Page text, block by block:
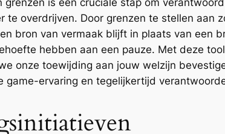
is een cruciale stap om
overdrijven. Door grenzen te stellen aan
bron van vermaak blijft in plaats van een
hebben aan een pauze. Met deze
onze toewijding aan jouw welzijn
ervaring en tegelijkertijd